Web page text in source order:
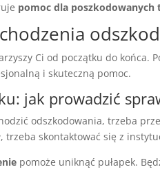
pomoc dla poszkodowanych
Ci od początku do
i skuteczną pomoc.
jak prowadzić
odszkodowania, trzeba
, trzeba skontaktować się z
pomoże uniknąć pułapek.